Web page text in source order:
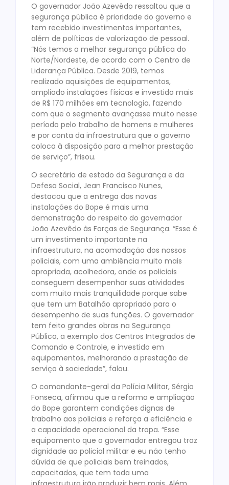
O governador João Azevêdo ressaltou que a
segurança pública é prioridade do governo e
tem recebido investimentos importantes,
além de políticas de valorização de pessoal.
“Nós temos a melhor segurança pública do
Norte/Nordeste, de acordo com o Centro de
Liderança Pública. Desde 2019, temos
realizado aquisições de equipamentos,
ampliado instalações físicas e investido mais
de R$ 170 milhões em tecnologia, fazendo
com que o segmento avançasse muito nesse
período pelo trabalho de homens e mulheres
e por conta da infraestrutura que o governo
coloca à disposição para a melhor prestação
de serviço”, frisou.
O secretário de estado da Segurança e da
Defesa Social, Jean Francisco Nunes,
destacou que a entrega das novas
instalações do Bope é mais uma
demonstração do respeito do governador
João Azevêdo às Forças de Segurança. “Esse é
um investimento importante na
infraestrutura, na acomodação dos nossos
policiais, com uma ambiência muito mais
apropriada, acolhedora, onde os policiais
conseguem desempenhar suas atividades
com muito mais tranquilidade porque sabe
que tem um Batalhão apropriado para o
desempenho de suas funções. O governador
tem feito grandes obras na Segurança
Pública, a exemplo dos Centros Integrados de
Comando e Controle, e investido em
equipamentos, melhorando a prestação de
serviço à sociedade”, falou.
O comandante-geral da Polícia Militar, Sérgio
Fonseca, afirmou que a reforma e ampliação
do Bope garantem condições dignas de
trabalho aos policiais e reforça a eficiência e
a capacidade operacional da tropa. “Esse
equipamento que o governador entregou traz
dignidade ao policial militar e eu não tenho
dúvida de que policiais bem treinados,
capacitados, que tem toda uma